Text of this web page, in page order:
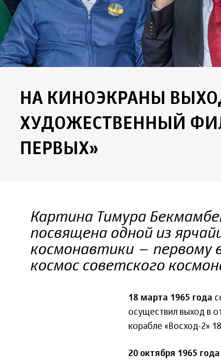
НА КИНОЭКРАНЫ
ХУДОЖЕСТВЕННЫЙ
ПЕРВЫХ»
Картина Тимура
посвящена одной из
космонавтики – первому
космос советского
18 марта 1965 года
осуществил выход в
корабле «Восход-2»
20 октября 1965 года